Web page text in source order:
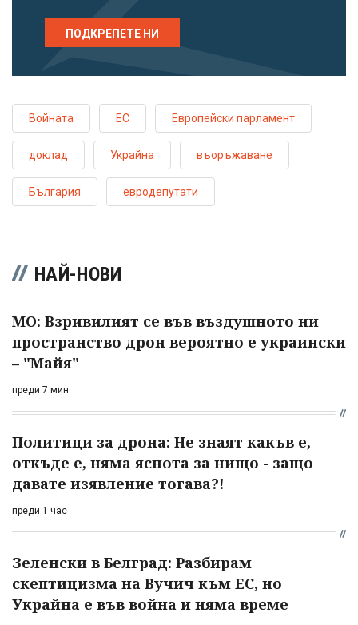
ПОДКРЕПЕТЕ НИ
Войната ЕС Европейски парламент
доклад Украйна въоръжаване
България евродепутати
НАЙ-НОВИ
МО: Взривилият се във въздушното ни
пространство дрон вероятно е украински
– "Майя"
преди 7 мин
Политици за дрона: Не знаят какъв е,
откъде е, няма яснота за нищо - защо
давате изявление тогава?!
преди 1 час
Зеленски в Белград: Разбирам
скептицизма на Вучич към ЕС, но
Украйна е във война и няма време